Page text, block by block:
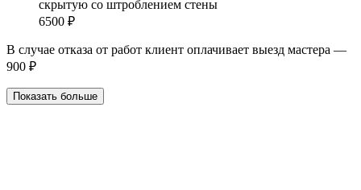
скрытую со штроблением стены
6500 ₽
В случае отказа от работ клиент оплачивает выезд мастера —
900 ₽
Показать больше